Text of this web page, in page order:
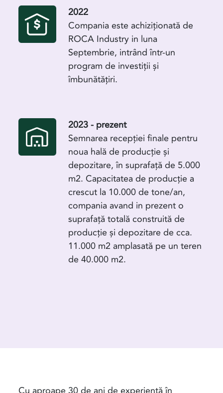
2022
Compania este achiziționată de
ROCA Industry in luna
Septembrie, intrând într-un
program de investiții și
îmbunătățiri.
2023 - prezent
Semnarea recepției finale pentru
noua hală de producție și
depozitare, în suprafață de 5.000
m2. Capacitatea de producție a
crescut la 10.000 de tone/an,
compania avand in prezent o
suprafață totală construită de
producție și depozitare de cca.
11.000 m2 amplasată pe un teren
de 40.000 m2.